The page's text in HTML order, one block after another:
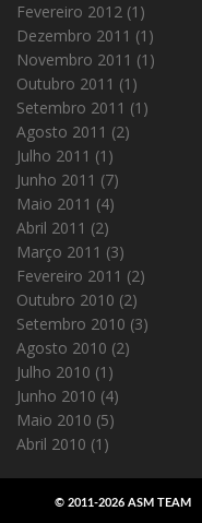
Fevereiro 2012 (1)
Dezembro 2011 (1)
Novembro 2011 (1)
Outubro 2011 (1)
Setembro 2011 (1)
Agosto 2011 (2)
Julho 2011 (1)
Junho 2011 (7)
Maio 2011 (4)
Abril 2011 (2)
Março 2011 (3)
Fevereiro 2011 (2)
Outubro 2010 (2)
Setembro 2010 (3)
Agosto 2010 (2)
Julho 2010 (1)
Junho 2010 (4)
Maio 2010 (5)
Abril 2010 (1)
© 2011-2026 ASM TEAM